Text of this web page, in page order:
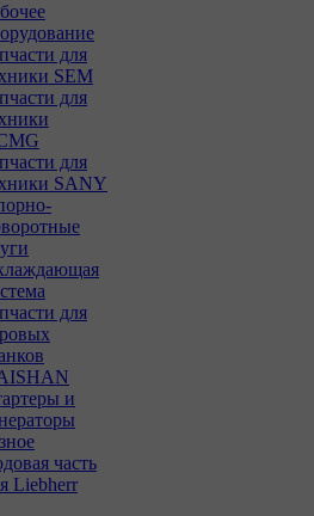
для
SEM
для
для
SANY
для
и
часть
Liebherr